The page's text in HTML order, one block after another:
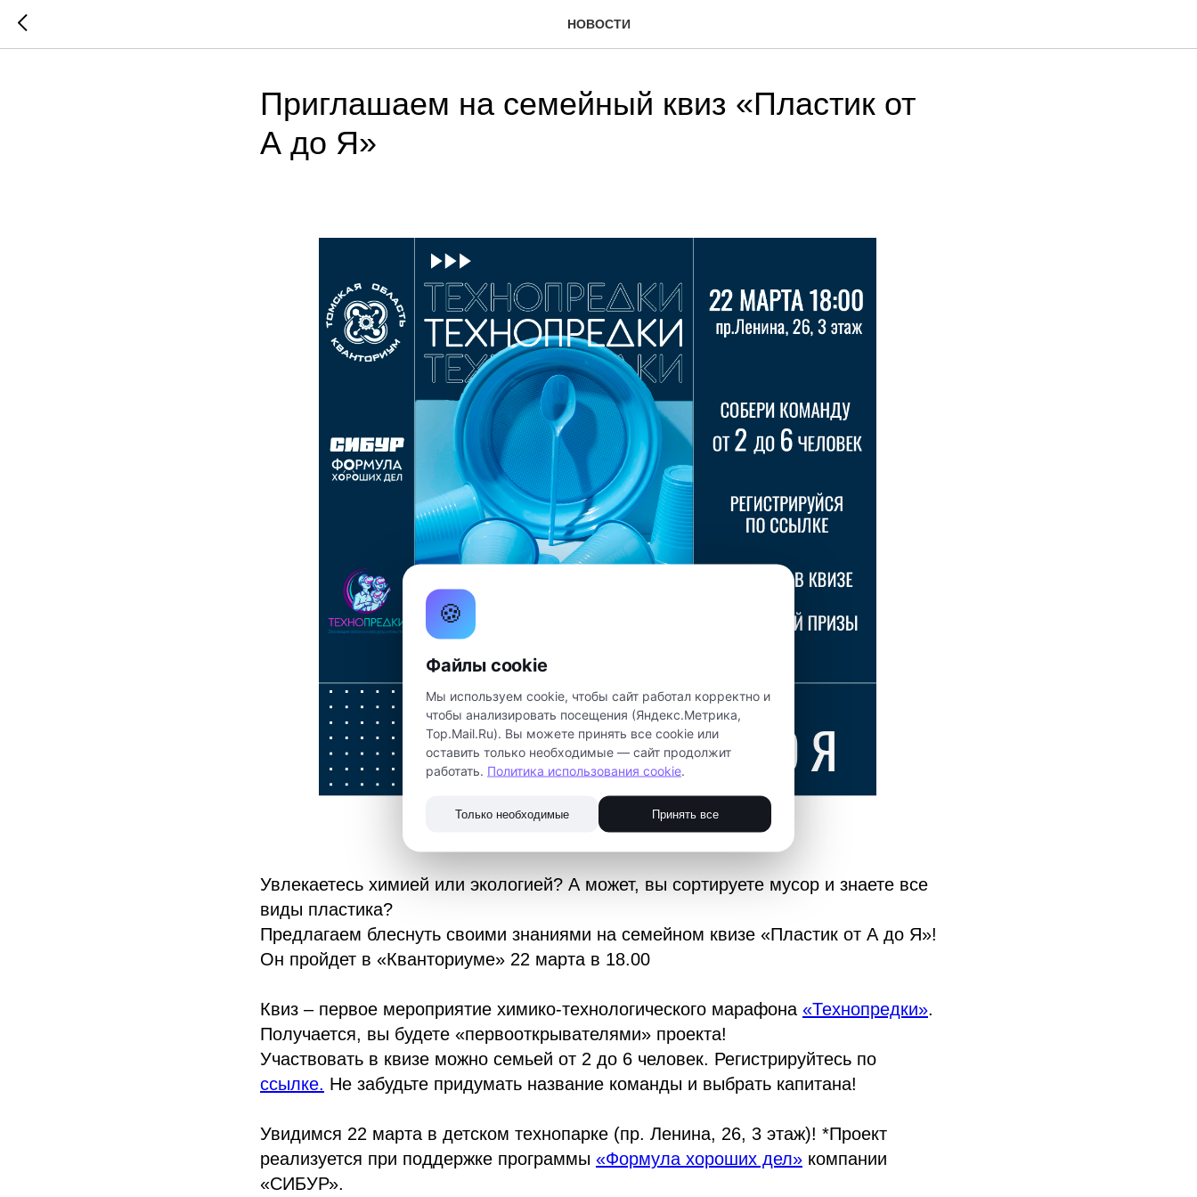
НОВОСТИ
Приглашаем на семейный квиз «Пластик от
А до Я»
Увлекаетесь химией или экологией? А может, вы сортируете мусор и знаете все
виды пластика?
Предлагаем блеснуть своими знаниями на семейном квизе «Пластик от А до Я»!
Он пройдет в «Кванториуме» 22 марта в 18.00
Квиз – первое мероприятие химико-технологического марафона «Технопредки».
Получается, вы будете «первооткрывателями» проекта!
Участвовать в квизе можно семьей от 2 до 6 человек. Регистрируйтесь по
ссылке. Не забудьте придумать название команды и выбрать капитана!
Увидимся 22 марта в детском технопарке (пр. Ленина, 26, 3 этаж)! *Проект
реализуется при поддержке программы «Формула хороших дел» компании
«СИБУР».
🍪
Файлы cookie
Мы используем cookie, чтобы сайт работал корректно и
чтобы анализировать посещения (Яндекс.Метрика,
Top.Mail.Ru). Вы можете принять все cookie или
оставить только необходимые — сайт продолжит
работать. Политика использования cookie
Только необходимые Принять все